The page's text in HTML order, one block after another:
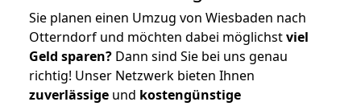
Sie planen einen Umzug von Wiesbaden nach
Otterndorf und möchten dabei möglichstviel
Geld sparen? Dann sind Sie bei uns genau
richtig! Unser Netzwerk bieten Ihnen
zuverlässige und kostengünstige